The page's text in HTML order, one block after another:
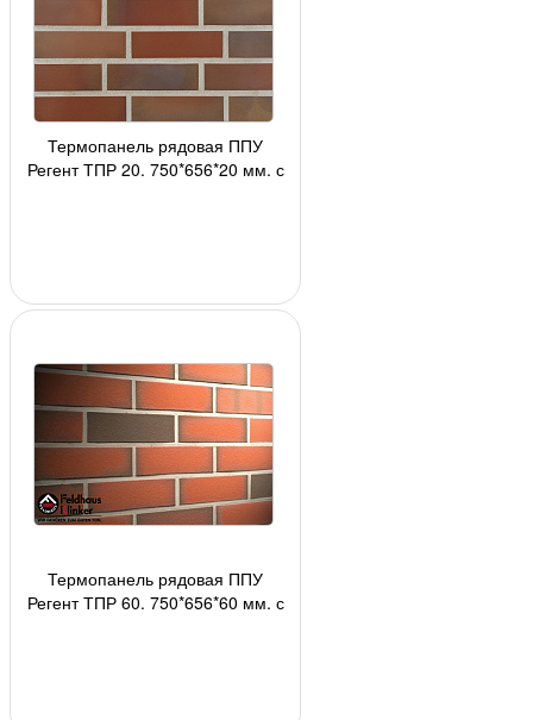
Термопанель рядовая ППУ
Регент ТПР 20, 750*656*20 мм, с
Термопанель рядовая ППУ
Регент ТПР 60, 750*656*60 мм, с